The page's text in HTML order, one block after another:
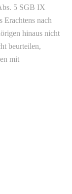
5 SGB IX
Erachtens nach
hinaus nicht
beurteilen,
mit